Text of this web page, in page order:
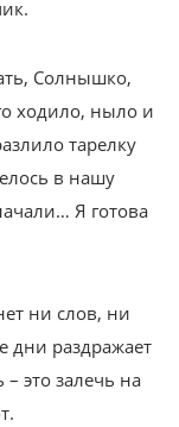
Солнышко,
ходило, ныло и
тарелку
в нашу
Я готова
ни слов, ни
дни раздражает
– это залечь на